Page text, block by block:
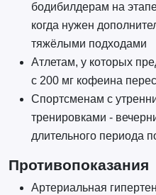
бодибилдерам на
когда нужен
тяжёлыми подходами
Атлетам, у которых
с 200 мг кофеина
Спортсменам с
тренировками -
длительного периода
Противопоказания
Артериальная